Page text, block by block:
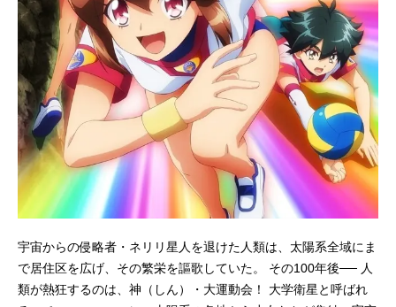
宇宙からの侵略者・ネリリ星人を退けた人類は、太陽系全域にま
で居住区を広げ、その繁栄を謳歌していた。 その100年後── 人
類が熱狂するのは、神（しん）・大運動会！ 大学衛星と呼ばれ